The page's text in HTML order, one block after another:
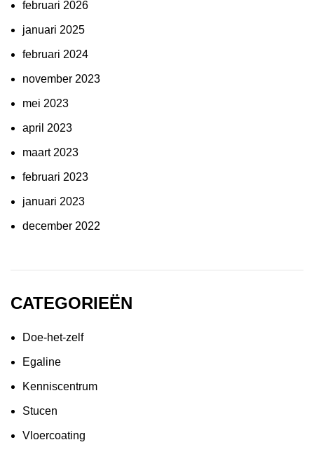
februari 2026
januari 2025
februari 2024
november 2023
mei 2023
april 2023
maart 2023
februari 2023
januari 2023
december 2022
CATEGORIEËN
Doe-het-zelf
Egaline
Kenniscentrum
Stucen
Vloercoating